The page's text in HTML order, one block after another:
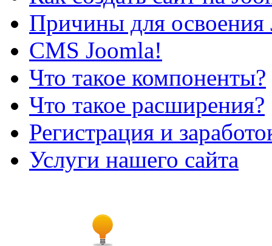
Причины для освоения
CMS Joomla!
Что такое компоненты?
Что такое расширения?
Регистрация и
Услуги нашего сайта